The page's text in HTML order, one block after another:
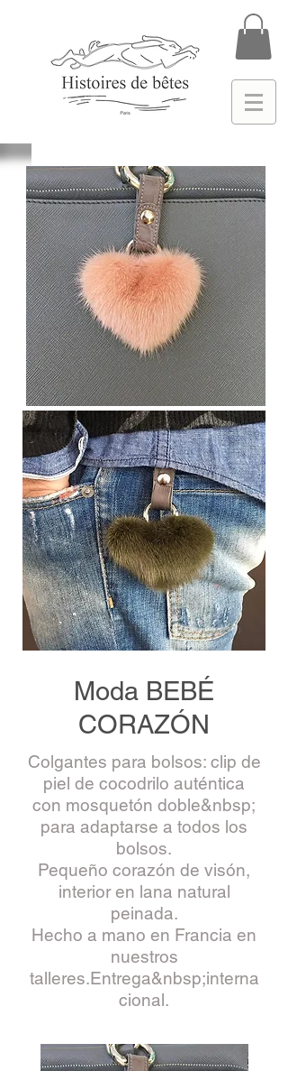
Moda BEBÉ
CORAZÓN
Colgantes para bolsos: clip de
piel de cocodrilo auténtica
con mosquetón doble&nbsp;
para adaptarse a todos los
bolsos.
Pequeño corazón de visón,
interior en lana natural
peinada.
Hecho a mano en Francia en
nuestros
talleres.Entrega&nbsp;interna
cional.